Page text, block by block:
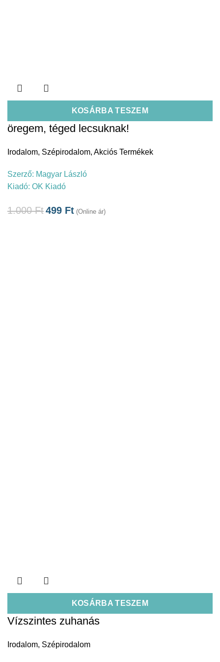
KOSÁRBA TESZEM
öregem, téged lecsuknak!
Irodalom, Szépirodalom, Akciós Termékek
Szerző: Magyar László
Kiadó: OK Kiadó
1.000Ft499 Ft (Online ár)
KOSÁRBA TESZEM
Vízszintes zuhanás
Irodalom, Szépirodalom